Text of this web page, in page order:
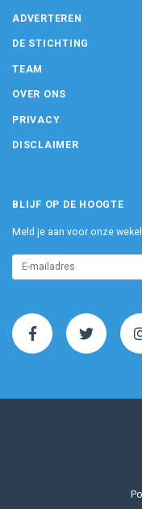
ADVERTEREN
DE STICHTING
TEAM
OVER ONS
PRIVACY
DISCLAIMER
BLIJF OP DE HOOGTE
Meld je aan voor onze